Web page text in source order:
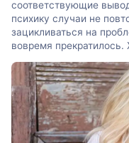
соответствующие
психику случаи не
зацикливаться на
вовремя